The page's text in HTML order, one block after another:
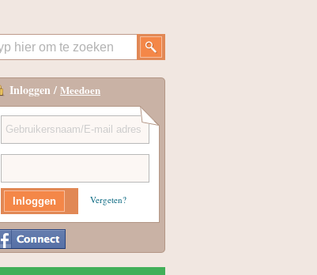
Inloggen / Meedoen
Vergeten?